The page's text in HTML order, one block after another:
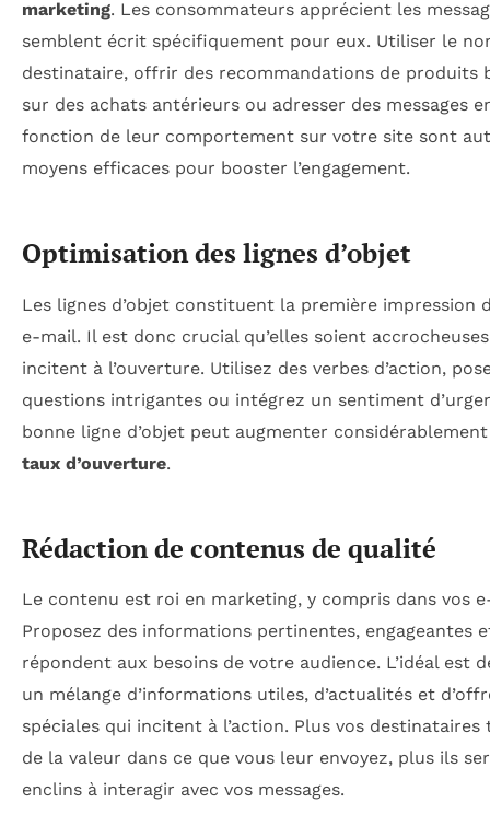
marketing. Les consommateurs apprécient les
semblent écrit spécifiquement pour eux. Utiliser le
destinataire, offrir des recommandations de produits
sur des achats antérieurs ou adresser des messages
fonction de leur comportement sur votre site sont
moyens efficaces pour booster l’engagement.
Optimisation des lignes d’objet
Les lignes d’objet constituent la première impression
e-mail. Il est donc crucial qu’elles soient
incitent à l’ouverture. Utilisez des verbes d’action,
questions intrigantes ou intégrez un sentiment
bonne ligne d’objet peut augmenter
taux d’ouverture.
Rédaction de contenus de qualité
Le contenu est roi en marketing, y compris dans vos
Proposez des informations pertinentes, engageantes
répondent aux besoins de votre audience. L’idéal est
un mélange d’informations utiles, d’actualités et
spéciales qui incitent à l’action. Plus vos
de la valeur dans ce que vous leur envoyez, plus ils
enclins à interagir avec vos messages.